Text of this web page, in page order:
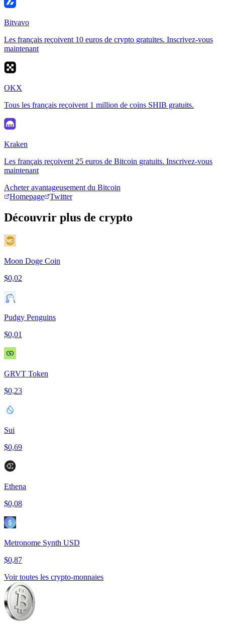
Bitvavo
Les français reçoivent 10 euros de crypto gratuites. Inscrivez-vous
maintenant
OKX
Tous les français reçoivent 1 million de coins SHIB gratuits.
Kraken
Les français reçoivent 25 euros de Bitcoin gratuits. Inscrivez-vous
maintenant
Acheter avantageusement du Bitcoin
Homepage
Twitter
Découvrir plus de crypto
Moon Doge Coin
$0,02
Pudgy Penguins
$0,01
GRVT Token
$0,23
Sui
$0,69
Ethena
$0,08
Metronome Synth USD
$0,87
Voir toutes les crypto-monnaies